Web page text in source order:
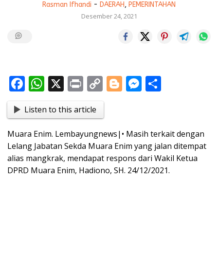
Rasman Ifhandi - DAERAH, PEMERINTAHAN
Desember 24, 2021
F
e
b
o
o
k
W
at
s
A
p
p
X Pr
t
C
o
p
y
Li
n
k
Bl
g
er
M
e
n
g
er
e
Listen to this article
Muara Enim. Lembayungnews|• Masih terkait dengan
Lelang Jabatan Sekda Muara Enim yang jalan ditempat
alias mangkrak, mendapat respons dari Wakil Ketua
DPRD Muara Enim, Hadiono, SH. 24/12/2021.